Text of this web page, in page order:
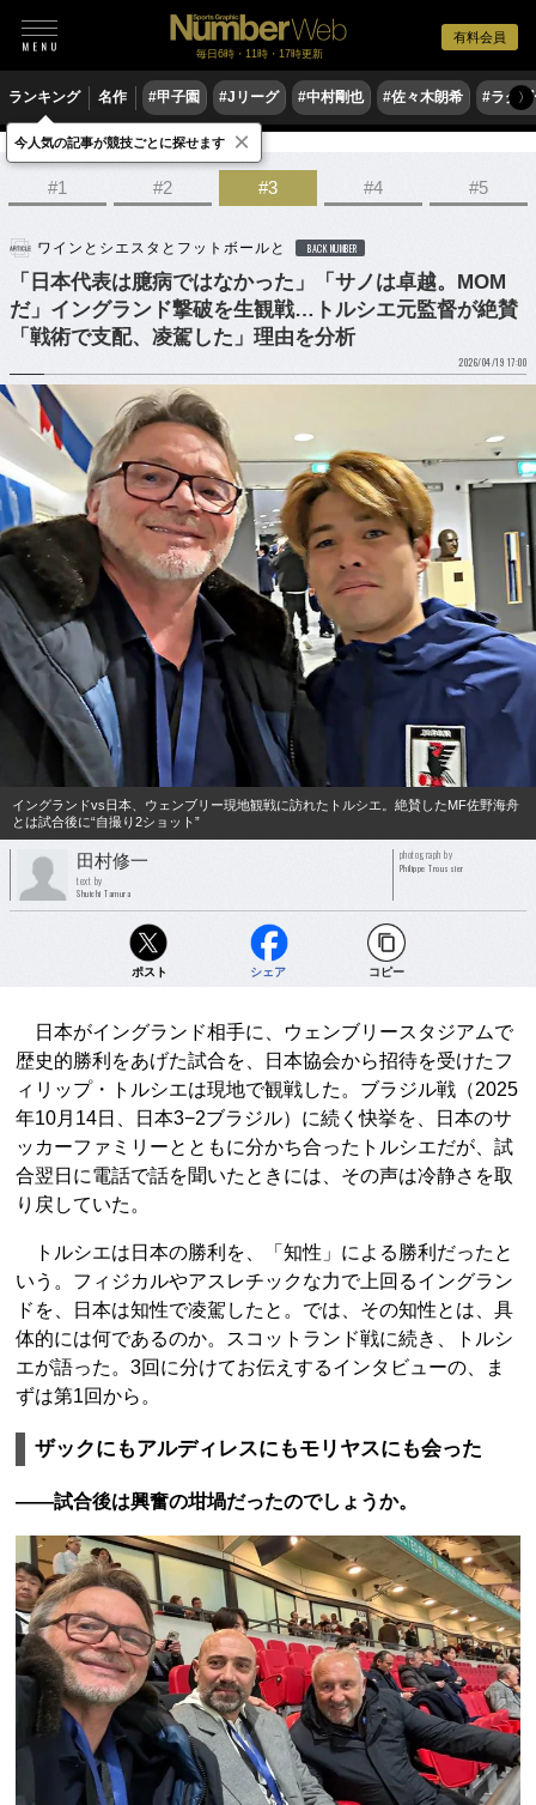
有料会員
毎日6時・11時・17時更新
ランキング 名作 #甲子園 #Jリーグ #中村剛也 #佐々木朗希 #ラグ〉
サッカー サッカー日本代表
#1 #2 #3 #4 #5
ワインとシエスタとフットボールと BACK NUMBER
「日本代表は臆病ではなかった」「サノは卓越。MOM
だ」イングランド撃破を生観戦…トルシエ元監督が絶賛
「戦術で支配、凌駕した」理由を分析
2026/04/19 17:00
イングランドvs日本、ウェンブリー現地観戦に訪れたトルシエ。絶賛したMF佐野海舟
とは試合後に“自撮り2ショット”
田村修一
text by
Shuichi Tamura
photograph by
Philippe Troussier
ポスト シェア コピー
日本がイングランド相手に、ウェンブリースタジアムで
歴史的勝利をあげた試合を、日本協会から招待を受けたフ
ィリップ・トルシエは現地で観戦した。ブラジル戦（2025
年10月14日、日本3−2ブラジル）に続く快挙を、日本のサ
ッカーファミリーとともに分かち合ったトルシエだが、試
合翌日に電話で話を聞いたときには、その声は冷静さを取
り戻していた。
トルシエは日本の勝利を、「知性」による勝利だったと
いう。フィジカルやアスレチックな力で上回るイングラン
ドを、日本は知性で凌駕したと。では、その知性とは、具
体的には何であるのか。スコットランド戦に続き、トルシ
エが語った。3回に分けてお伝えするインタビューの、ま
ずは第1回から。
ザックにもアルディレスにもモリヤスにも会った
――試合後は興奮の坩堝だったのでしょうか。
今人気の記事が競技ごとに探せます ×